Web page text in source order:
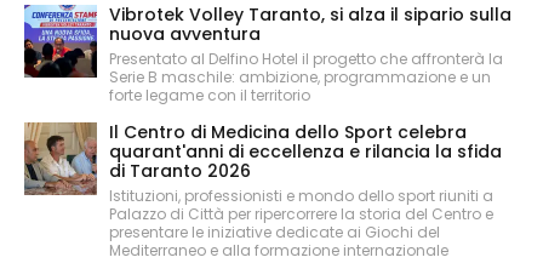
Vibrotek Volley Taranto, si alza il sipario sulla
nuova avventura
Presentato al Delfino Hotel il progetto che affronterà la
Serie B maschile: ambizione, programmazione e un
forte legame con il territorio
Il Centro di Medicina dello Sport celebra
quarant'anni di eccellenza e rilancia la sfida
di Taranto 2026
Istituzioni, professionisti e mondo dello sport riuniti a
Palazzo di Città per ripercorrere la storia del Centro e
presentare le iniziative dedicate ai Giochi del
Mediterraneo e alla formazione internazionale